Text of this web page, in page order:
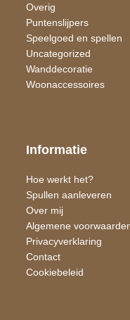
Overig
Puntenslijpers
Speelgoed en spellen
Uncategorized
Wand​decoratie
Woon​accessoires
Informatie
Hoe werkt het?
Spullen aanleveren
Over mij
Algemene
Privacyverklaring
Contact
Cookiebeleid